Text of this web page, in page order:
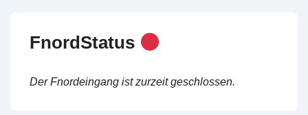
FnordStatus
Der Fnordeingang ist zurzeit geschlossen.